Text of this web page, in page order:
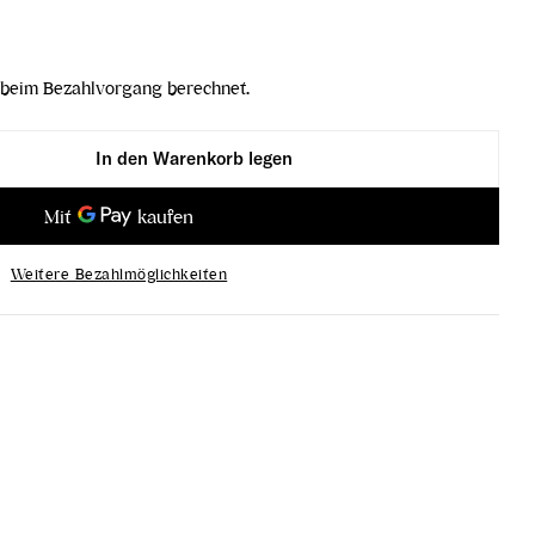
Bezahlvorgang berechnet.
verringern
Kirsche erhöhen
In den Warenkorb legen
Weitere Bezahlmöglichkeiten